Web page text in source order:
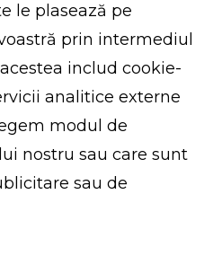
le plasează pe
prin intermediul
includ cookie-
analitice externe
modul de
nostru sau care sunt
sau de